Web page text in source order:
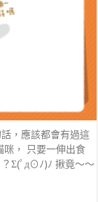
，應該都會有過這
咪， 只要一伸出食
Σ(ﾟд⊙ﾉ)ﾉ 揪竟～～